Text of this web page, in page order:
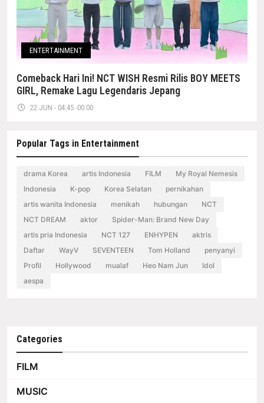
ENTERTAINMENT
Comeback Hari Ini! NCT WISH Resmi Rilis BOY MEETS
GIRL, Remake Lagu Legendaris Jepang
22 JUN - 04:45 -00:00
Popular Tags in Entertainment
drama Korea artis Indonesia FILM
My Royal Nemesis
Indonesia
K-pop Korea Selatan
pernikahan
artis wanita Indonesia
menikah hubungan
NCT
NCT DREAM
aktor
Spider-Man: Brand New Day
artis pria Indonesia
NCT 127 ENHYPEN
aktris
Daftar
WayV SEVENTEEN Tom Holland
penyanyi
Profil
Hollywood mualaf Heo Nam Jun
Idol
aespa
Categories
FILM
MUSIC